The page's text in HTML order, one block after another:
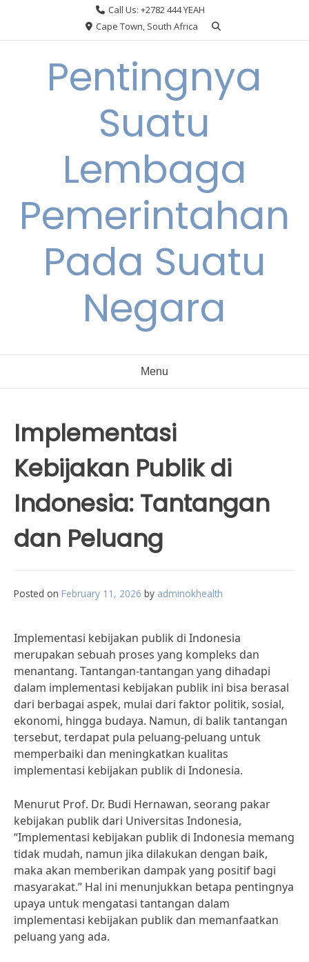
Call Us: +2782 444 YEAH
Cape Town, South Africa
Pentingnya
Suatu
Lembaga
Pemerintahan
Pada Suatu
Negara
Menu
Implementasi
Kebijakan Publik di
Indonesia: Tantangan
dan Peluang
Posted on February 11, 2026 by adminokhealth
Implementasi kebijakan publik di Indonesia
merupakan sebuah proses yang kompleks dan
menantang. Tantangan-tantangan yang dihadapi
dalam implementasi kebijakan publik ini bisa berasal
dari berbagai aspek, mulai dari faktor politik, sosial,
ekonomi, hingga budaya. Namun, di balik tantangan
tersebut, terdapat pula peluang-peluang untuk
memperbaiki dan meningkatkan kualitas
implementasi kebijakan publik di Indonesia.
Menurut Prof. Dr. Budi Hernawan, seorang pakar
kebijakan publik dari Universitas Indonesia,
“Implementasi kebijakan publik di Indonesia memang
tidak mudah, namun jika dilakukan dengan baik,
maka akan memberikan dampak yang positif bagi
masyarakat.” Hal ini menunjukkan betapa pentingnya
upaya untuk mengatasi tantangan dalam
implementasi kebijakan publik dan memanfaatkan
peluang yang ada.